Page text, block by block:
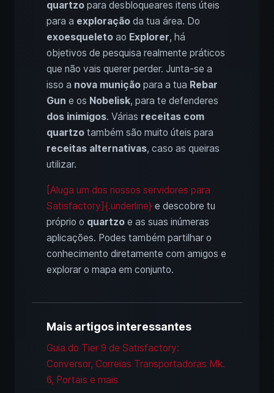
quartzo para desbloqueares itens úteis
para a exploração da tua área. Do
exoesqueleto ao Explorer, há
objetivos de pesquisa realmente práticos
que não vais querer perder. Junta-se a
isso a nova munição para a tua Rebar
Gun e os Nobelisk, para te defenderes
dos inimigos. Várias receitas com
quartzo também são muito úteis para
receitas alternativas, caso as queiras
utilizar.
[Aluga um dos nossos servidores para
Satisfactory]{.underline} e descobre tu
próprio o quartzo e as suas inúmeras
aplicações. Podes também partilhar o
conhecimento diretamente com amigos e
explorar o mapa em conjunto.
Mais artigos interessantes
Guia do Tier 9 de Satisfactory:
Conversor, Correias Transportadoras Mk.
6, Portais e mais